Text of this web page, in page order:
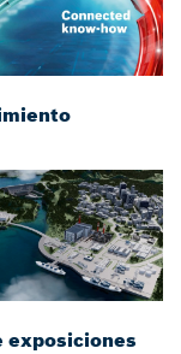
exposiciones